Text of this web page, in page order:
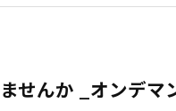
せんか _オンデマ